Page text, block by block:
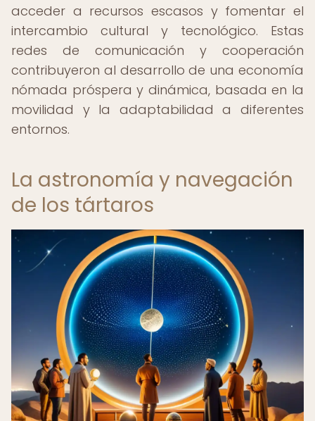
acceder a recursos escasos y fomentar el
intercambio cultural y tecnológico. Estas
redes de comunicación y cooperación
contribuyeron al desarrollo de una economía
nómada próspera y dinámica, basada en la
movilidad y la adaptabilidad a diferentes
entornos.
La astronomía y navegación
de los tártaros